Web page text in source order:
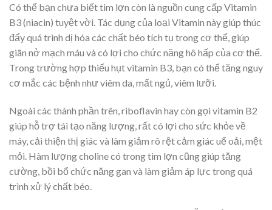
Có thể bạn chưa biết tim lợn còn là nguồn cung cấp Vitamin
B3 (niacin) tuyệt vời. Tác dụng của loại Vitamin này giúp thúc
đẩy quá trình dị hóa các chất béo tích tụ trong cơ thể, giúp
giãn nở mạch máu và có lợi cho chức năng hô hấp của cơ thể.
Trong trường hợp thiếu hụt vitamin B3, bạn có thể tăng nguy
cơ mắc các bệnh như viêm da, mất ngủ, viêm lưỡi.
Ngoài các thành phần trên, riboflavin hay còn gọi vitamin B2
giúp hỗ trợ tái tạo năng lượng, rất có lợi cho sức khỏe về
máy, cải thiện thị giác và làm giảm rõ rệt cảm giác uể oải, mệt
mỏi. Hàm lượng choline có trong tim lợn cũng giúp tăng
cường, bồi bổ chức năng gan và làm giảm áp lực trong quá
trình xử lý chất béo.